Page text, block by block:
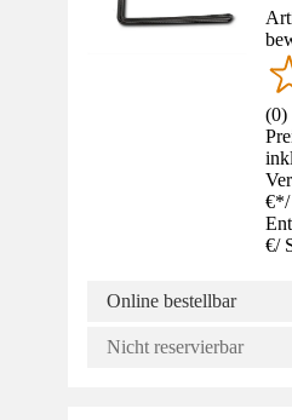
(0)
€*/
€/
Online bestellbar
Nicht reservierbar